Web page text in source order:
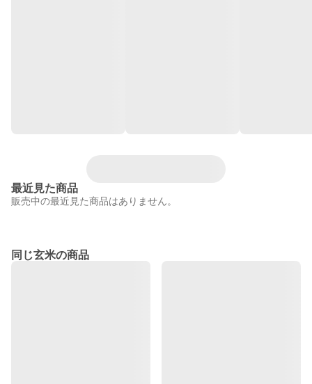
最近見た商品
販売中の最近見た商品はありません。
同じ玄米の商品